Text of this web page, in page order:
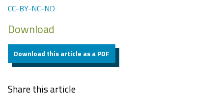
CC-BY-NC-ND
Download
Download this article as a PDF
Share this article